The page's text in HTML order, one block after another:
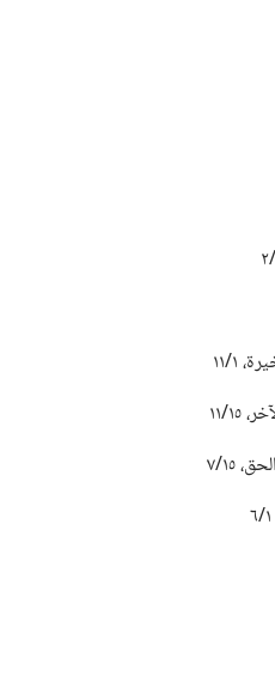
١/‏١١
‏١١
١٥/‏٧